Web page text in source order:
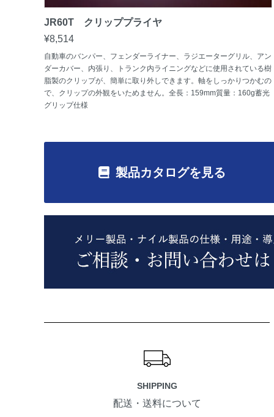
JR60T クリッププライヤ
¥8,514
自動車のバンパー、フェンダーライナー、ラジエーターグリル、アン
ダーカバー、内張り、トランク内ライニングなどに使用されている樹
脂製のクリップが、簡単に取り外しできます。軸をしっかりつかむの
で、クリップの外観をいためません。全長：159mm質量：160g蓄光
グリップ仕様
製品カタログを見る
SHIPPING
配送・送料について